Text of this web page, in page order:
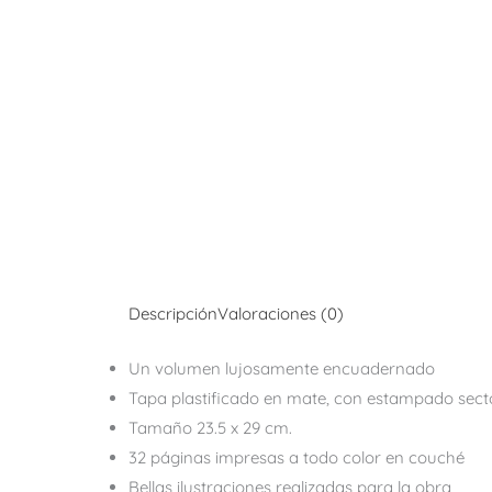
DescripciónValoraciones (0)
Un volumen lujosamente encuadernado
Tapa plastificado en mate, con estampado
Tamaño 23.5 x 29 cm.
32 páginas impresas a todo color en couché
Bellas ilustraciones realizadas para la obra